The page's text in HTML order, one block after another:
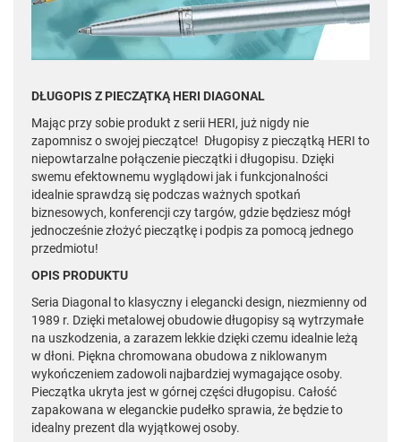
DŁUGOPIS Z PIECZĄTKĄ HERI DIAGONAL
Mając przy sobie produkt z serii HERI, już nigdy nie
zapomnisz o swojej pieczątce! Długopisy z pieczątką HERI to
niepowtarzalne połączenie pieczątki i długopisu. Dzięki
swemu efektownemu wyglądowi jak i funkcjonalności
idealnie sprawdzą się podczas ważnych spotkań
biznesowych, konferencji czy targów, gdzie będziesz mógł
jednocześnie złożyć pieczątkę i podpis za pomocą jednego
przedmiotu!
OPIS PRODUKTU
Seria Diagonal to klasyczny i elegancki design, niezmienny od
1989 r. Dzięki metalowej obudowie długopisy są wytrzymałe
na uszkodzenia, a zarazem lekkie dzięki czemu idealnie leżą
w dłoni. Piękna chromowana obudowa z niklowanym
wykończeniem zadowoli najbardziej wymagające osoby.
Pieczątka ukryta jest w górnej części długopisu. Całość
zapakowana w eleganckie pudełko sprawia, że będzie to
idealny prezent dla wyjątkowej osoby.